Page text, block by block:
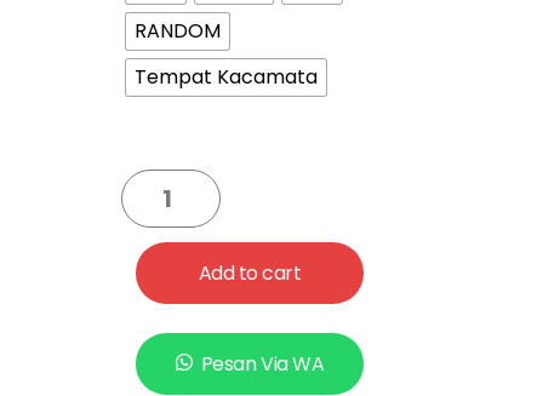
RANDOM
Tempat Kacamata
Add to cart
Pesan Via WA